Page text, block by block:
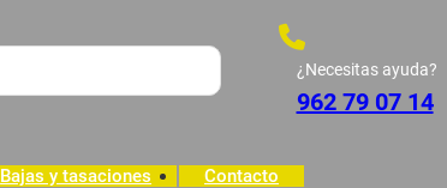
¿Necesitas ayuda?
962 79 07 14
Bajas y tasaciones Contacto